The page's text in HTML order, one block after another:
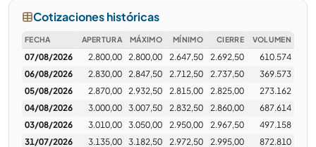
excelente
chinohayunosolo 17/07/2026 · 07:14
feo el pre de aca....que mierd........todo USA es ???'
de 9 a 10.40 hace tiempo ya....cuando llega a 10.40 se
pincha
Cotizaciones históricas
FECHA APERTURA MÁXIMO MÍNIMO CIERRE VOLUMEN
07/08/2026 2.800,00 2.800,00 2.647,50 2.692,50
610.574
06/08/2026
2.830,00 2.847,50 2.712,50 2.737,50
369.573
05/08/2026
2.870,00 2.932,50 2.815,00 2.825,00
273.162
04/08/2026
3.000,00 3.007,50 2.832,50 2.860,00
687.614
03/08/2026
3.010,00 3.050,00 2.950,00 2.967,50
497.158
31/07/2026
3.135,00 3.182,50 2.972,50 2.995,00 872.810